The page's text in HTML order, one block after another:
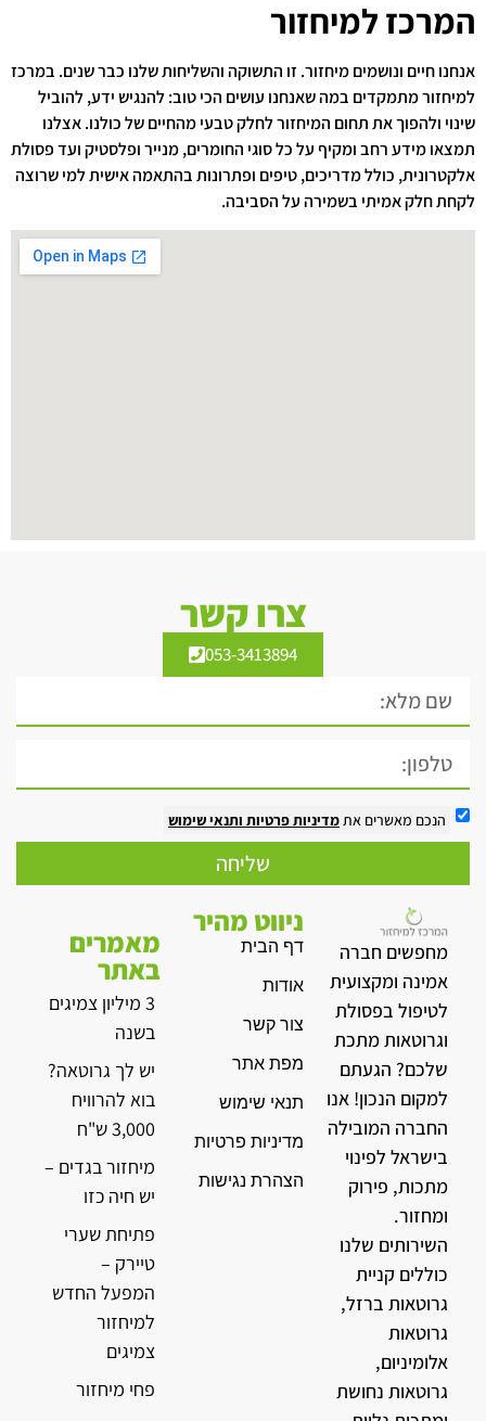
המרכז למיחזור
אנחנו חיים ונושמים מיחזור. זו התשוקה והשליחות שלנו כבר שנים. במרכז
למיחזור מתמקדים במה שאנחנו עושים הכי טוב: להנגיש ידע, להוביל
שינוי ולהפוך את תחום המיחזור לחלק טבעי מהחיים של כולנו. אצלנו
תמצאו מידע רחב ומקיף על כל סוגי החומרים, מנייר ופלסטיק ועד פסולת
אלקטרונית, כולל מדריכים, טיפים ופתרונות בהתאמה אישית למי שרוצה
לקחת חלק אמיתי בשמירה על הסביבה.
צרו קשר
053-3413894
הנכם מאשרים אתמדיניות פרטיות ותנאי שימוש
שליחה
מחפשים חברה
אמינה ומקצועית
לטיפול בפסולת
וגרוטאות מתכת
שלכם? הגעתם
למקום הנכון! אנו
החברה המובילה
בישראל לפינוי
מתכות, פירוק
ומחזור.
השירותים שלנו
כוללים קניית
גרוטאות ברזל,
גרוטאות
אלומיניום,
גרוטאות נחושת
ניווט מהיר
דף הבית
אודות
צור קשר
מפת אתר
תנאי שימוש
מדיניות פרטיות
הצהרת נגישות
מאמרים
באתר
3 מיליון צמיגים
בשנה
יש לך גרוטאה?
בוא להרוויח
3,000 ש"ח
מיחזור בגדים –
יש חיה כזו
פתיחת שערי
טיירק –
המפעל החדש
למיחזור
צמיגים
פחי מיחזור